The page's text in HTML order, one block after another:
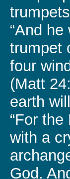
“And
trumpet
four
(Matt
earth
“For
with a
God.